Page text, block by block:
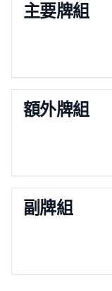
主要牌組
額外牌組
副牌組